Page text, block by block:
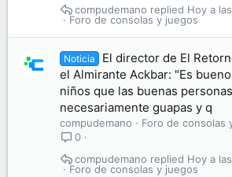
Foro de consolas y juegos
Hoy a
compudemano
Noticia
El director de El
el Almirante Ackbar: "Es
niños que las buenas
necesariamente guapas y q
compudemano
Foro de consolas
0
Foro de consolas y juegos
Hoy a
compudemano